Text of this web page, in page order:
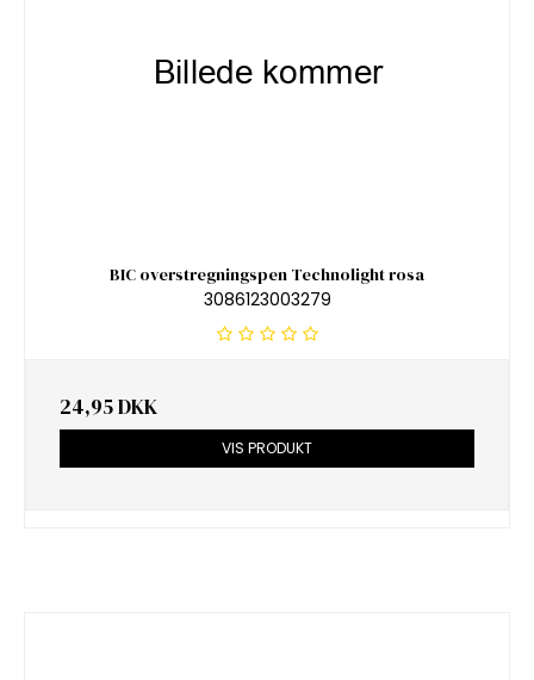
BIC overstregningspen Technolight rosa
3086123003279
24,95 DKK
VIS PRODUKT